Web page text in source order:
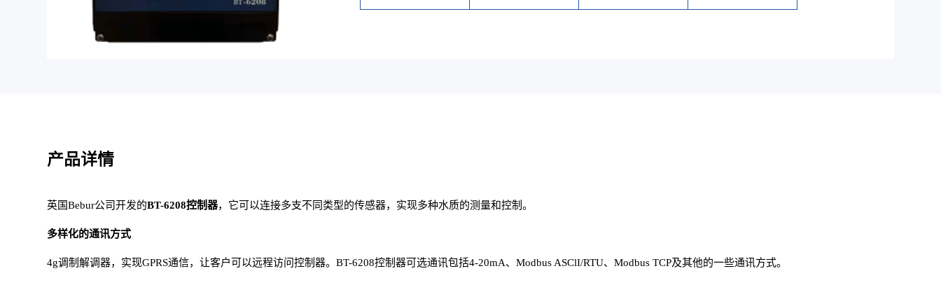
产品详情
英国Bebur公司开发的BT-6208控制器，它可以连接多支不同类型的传感器，实现多种水质的测量和控制。
多样化的通讯方式
4g调制解调器，实现GPRS通信，让客户可以远程访问控制器。BT-6208控制器可选通讯包括4-20mA、Modbus ASClI/RTU、Modbus TCP及其他的一些通讯方式。